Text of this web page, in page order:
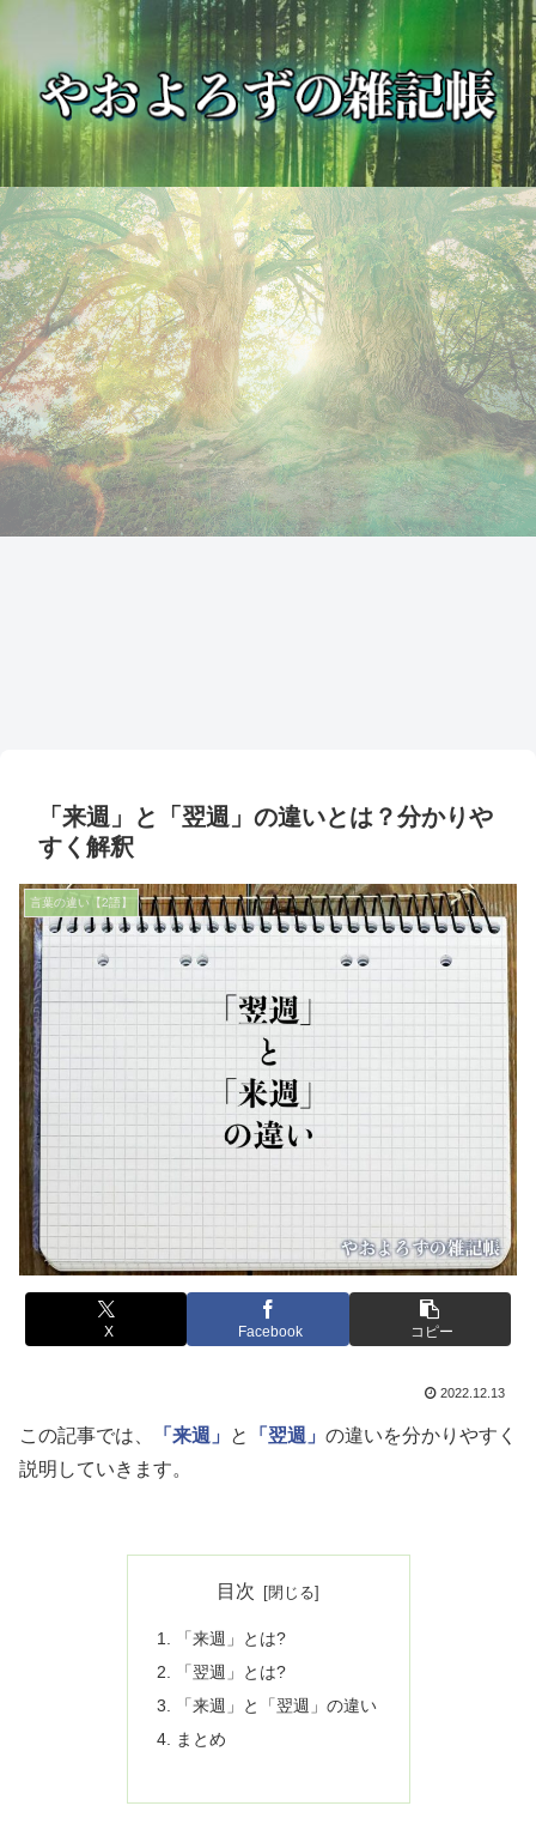
「来週」と「翌週」の違いとは？分かりや
すく解釈
言葉の違い【2語】
X Facebook コピー
2022.12.13
この記事では、 「来週」 と 「翌週」 の違いを分かりやすく
説明していきます。
目次
「来週」とは?
「翌週」とは?
「来週」と「翌週」の違い
まとめ